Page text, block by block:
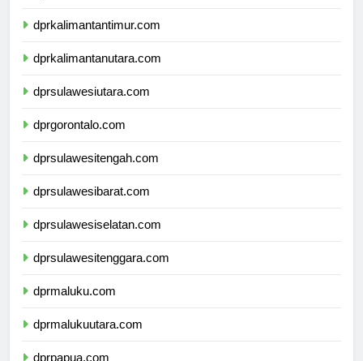
dprkalimantantimur.com
dprkalimantanutara.com
dprsulawesiutara.com
dprgorontalo.com
dprsulawesitengah.com
dprsulawesibarat.com
dprsulawesiselatan.com
dprsulawesitenggara.com
dprmaluku.com
dprmalukuutara.com
dprpapua.com